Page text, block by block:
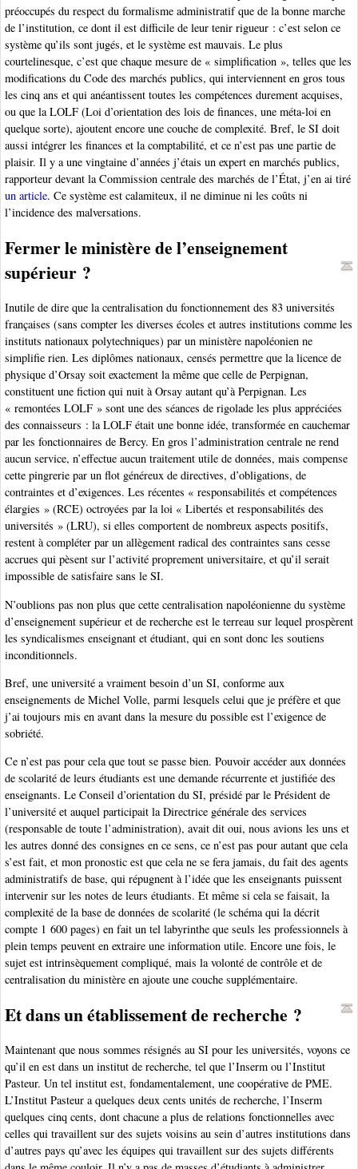
préoccupés du respect du formalisme administratif que de la bonne marche
de l’institution, ce dont il est difficile de leur tenir rigueur : c’est selon ce
système qu’ils sont jugés, et le système est mauvais. Le plus
courtelinesque, c’est que chaque mesure de « simplification », telles que les
modifications du Code des marchés publics, qui interviennent en gros tous
les cinq ans et qui anéantissent toutes les compétences durement acquises,
ou que la LOLF (Loi d’orientation des lois de finances, une méta-loi en
quelque sorte), ajoutent encore une couche de complexité. Bref, le SI doit
aussi intégrer les finances et la comptabilité, et ce n’est pas une partie de
plaisir. Il y a une vingtaine d’années j’étais un expert en marchés publics,
rapporteur devant la Commission centrale des marchés de l’État, j’en ai tiré
un article. Ce système est calamiteux, il ne diminue ni les coûts ni
l’incidence des malversations.
Fermer le ministère de l’enseignement
supérieur ?
Inutile de dire que la centralisation du fonctionnement des 83 universités
françaises (sans compter les diverses écoles et autres institutions comme les
instituts nationaux polytechniques) par un ministère napoléonien ne
simplifie rien. Les diplômes nationaux, censés permettre que la licence de
physique d’Orsay soit exactement la même que celle de Perpignan,
constituent une fiction qui nuit à Orsay autant qu’à Perpignan. Les
« remontées LOLF » sont une des séances de rigolade les plus appréciées
des connaisseurs : la LOLF était une bonne idée, transformée en cauchemar
par les fonctionnaires de Bercy. En gros l’administration centrale ne rend
aucun service, n’effectue aucun traitement utile de données, mais compense
cette pingrerie par un flot généreux de directives, d’obligations, de
contraintes et d’exigences. Les récentes « responsabilités et compétences
élargies » (RCE) octroyées par la loi « Libertés et responsabilités des
universités » (LRU), si elles comportent de nombreux aspects positifs,
restent à compléter par un allègement radical des contraintes sans cesse
accrues qui pèsent sur l’activité proprement universitaire, et qu’il serait
impossible de satisfaire sans le SI.
N’oublions pas non plus que cette centralisation napoléonienne du système
d’enseignement supérieur et de recherche est le terreau sur lequel prospèrent
les syndicalismes enseignant et étudiant, qui en sont donc les soutiens
inconditionnels.
Bref, une université a vraiment besoin d’un SI, conforme aux
enseignements de Michel Volle, parmi lesquels celui que je préfère et que
j’ai toujours mis en avant dans la mesure du possible est l’exigence de
sobriété.
Ce n’est pas pour cela que tout se passe bien. Pouvoir accéder aux données
de scolarité de leurs étudiants est une demande récurrente et justifiée des
enseignants. Le Conseil d’orientation du SI, présidé par le Président de
l’université et auquel participait la Directrice générale des services
(responsable de toute l’administration), avait dit oui, nous avions les uns et
les autres donné des consignes en ce sens, ce n’est pas pour autant que cela
s’est fait, et mon pronostic est que cela ne se fera jamais, du fait des agents
administratifs de base, qui répugnent à l’idée que les enseignants puissent
intervenir sur les notes de leurs étudiants. Et même si cela se faisait, la
complexité de la base de données de scolarité (le schéma qui la décrit
compte 1 600 pages) en fait un tel labyrinthe que seuls les professionnels à
plein temps peuvent en extraire une information utile. Encore une fois, le
sujet est intrinsèquement compliqué, mais la volonté de contrôle et de
centralisation du ministère en ajoute une couche supplémentaire.
Et dans un établissement de recherche ?
Maintenant que nous sommes résignés au SI pour les universités, voyons ce
qu’il en est dans un institut de recherche, tel que l’Inserm ou l’Institut
Pasteur. Un tel institut est, fondamentalement, une coopérative de PME.
L’Institut Pasteur a quelques deux cents unités de recherche, l’Inserm
quelques cinq cents, dont chacune a plus de relations fonctionnelles avec
celles qui travaillent sur des sujets voisins au sein d’autres institutions dans
d’autres pays qu’avec les équipes qui travaillent sur des sujets différents